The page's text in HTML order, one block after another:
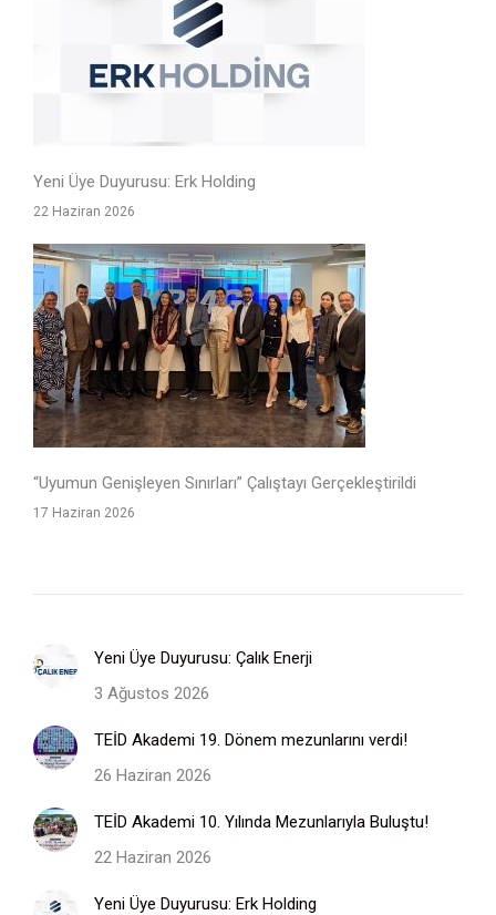
Yeni Üye Duyurusu: Erk Holding
22 Haziran 2026
“Uyumun Genişleyen Sınırları” Çalıştayı Gerçekleştirildi
17 Haziran 2026
Yeni Üye Duyurusu: Çalık Enerji
3 Ağustos 2026
TEİD Akademi 19. Dönem mezunlarını verdi!
26 Haziran 2026
TEİD Akademi 10. Yılında Mezunlarıyla Buluştu!
22 Haziran 2026
Yeni Üye Duyurusu: Erk Holding